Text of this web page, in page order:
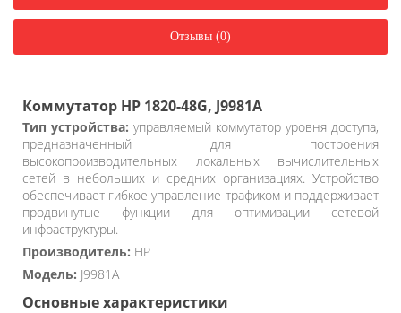
Отзывы (0)
Коммутатор HP 1820-48G, J9981A
Тип устройства: управляемый коммутатор уровня доступа,
предназначенный для построения
высокопроизводительных локальных вычислительных
сетей в небольших и средних организациях. Устройство
обеспечивает гибкое управление трафиком и поддерживает
продвинутые функции для оптимизации сетевой
инфраструктуры.
Производитель: HP
Модель: J9981A
Основные характеристики